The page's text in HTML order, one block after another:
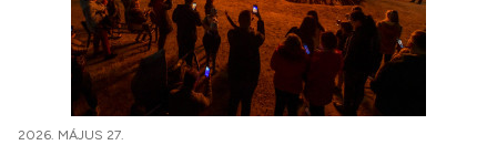
2026. MÁJUS 27.